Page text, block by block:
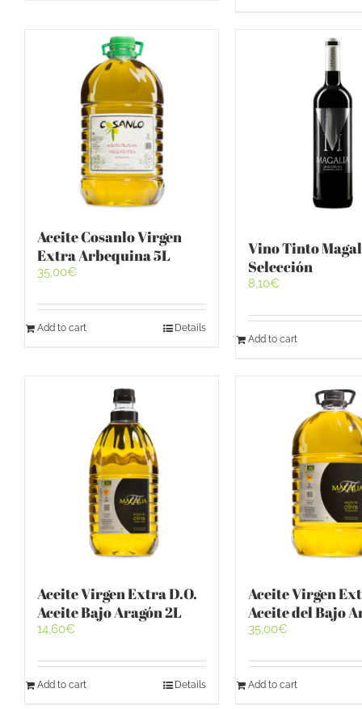
Aceite Cosanlo Virgen
Extra Arbequina 5L
35,00€
Add to cart Details
Vino Tinto
Selección
8,10€
Add to cart
Aceite Virgen Extra D.O.
Aceite Bajo Aragón 2L
14,60€
Add to cart Details
Aceite Virgen
Aceite del Bajo
35,00€
Add to cart